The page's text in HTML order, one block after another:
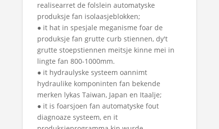
realisearret de folslein automatyske
produksje fan isolaasjeblokken;
● it hat in spesjale meganisme foar de
produksje fan grutte curb stiennen, dy't
grutte stoepstiennen meitsje kinne mei in
lingte fan 800-1000mm.
● it hydraulyske systeem oannimt
hydraulike komponinten fan bekende
merken lykas Taiwan, Japan en Itaalje;
● it is foarsjoen fan automatyske fout
diagnoaze systeem, en it